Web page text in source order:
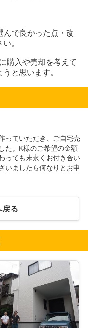
んで良かった点・改
。
購入や売却を考えて
と思います。
っていただき、ご自宅売
た。K様のご希望の金額
っても末永くお付き合い
いましたら何なりとお申
戻る